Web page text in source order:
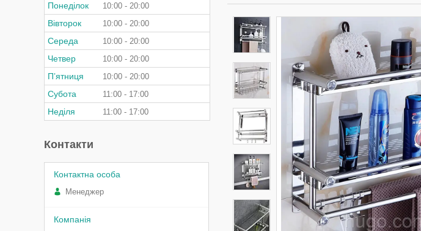
Понеділок 10:00 20:00
Вівторок 10:00 20:00
Середа 10:00 20:00
Четвер 10:00 20:00
Пʼятниця 10:00 20:00
Субота 11:00 17:00
Неділя 11:00 17:00
Контакти
Менеджер